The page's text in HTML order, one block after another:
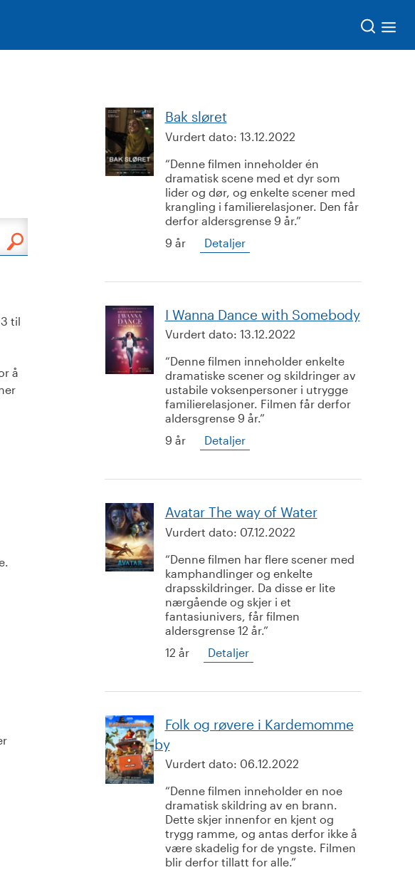
til
å
Bak sløret
Vurdert dato: 13.12.2022
Denne filmen inneholder én
dramatisk scene med et dyr som
lider og dør, og enkelte scener med
krangling i familierelasjoner. Den får
derfor aldersgrense 9 år.
9 år
Detaljer
I Wanna Dance with Somebody
Vurdert dato: 13.12.2022
Denne filmen inneholder enkelte
dramatiske scener og skildringer av
ustabile voksenpersoner i utrygge
familierelasjoner. Filmen får derfor
aldersgrense 9 år.
9 år
Detaljer
Avatar The way of Water
Vurdert dato: 07.12.2022
Denne filmen har flere scener med
kamphandlinger og enkelte
drapsskildringer. Da disse er lite
nærgående og skjer i et
fantasiunivers, får filmen
aldersgrense 12 år.
12 år
Detaljer
Folk og røvere i Kardemomme
by
Vurdert dato: 06.12.2022
Denne filmen inneholder en noe
dramatisk skildring av en brann.
Dette skjer innenfor en kjent og
trygg ramme, og antas derfor ikke å
være skadelig for de yngste. Filmen
blir derfor tillatt for alle.